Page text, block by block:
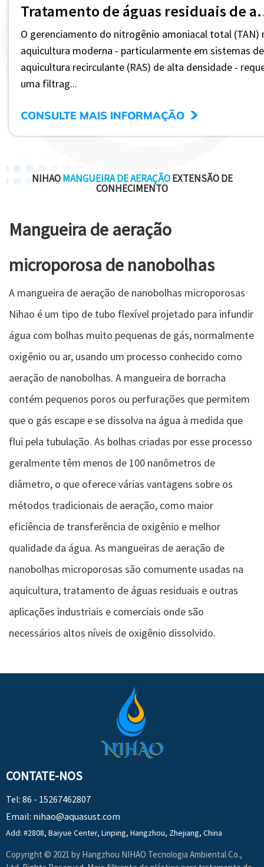
Tratamento de
O gerenciamento do nitrogênio amoniacal total (TAN)
aquicultura moderna - particularmente em sistemas de
aquicultura recirculante (RAS) de alta densidade -
uma filtrag...
CONSULTE MAIS INFORMAÇÃO >
NIHAOMANGUEIRA DE AERAÇÃOEXTENSÃO DE
CONHECIMENTO
Mangueira de aeração
microporosa de nanobolhas
A mangueira de aeração de nanobolhas microporosas
Nihao é um tipo de tubo flexível projetado para infundir
água com bolhas muito pequenas de gás, normalmente
oxigênio ou ar, usando um processo conhecido como
aeração de nanobolhas. A mangueira de borracha
contém pequenos poros ou perfurações que permitem
que o gás escape e se dissolva na água à medida que
flui pela tubulação. As bolhas criadas por esse processo
geralmente têm menos de 100 nanômetros de
diâmetro, o que oferece várias vantagens sobre os
métodos tradicionais de aeração, como maior
eficiência de transferência de oxigênio e melhor
qualidade da água. As mangueiras de aeração de
nanobolhas microporosas são comumente usadas na
aquicultura, tratamento de águas residuais e outras
aplicações industriais e comerciais onde são
necessários altos níveis de oxigênio dissolvido.
CONTATE-NOS
Tel: 86 - 15267462807
Email: nihao@aquasust.com
Add: #2808, Baiyue Center, Linping, Hangzhou, Zhejiang, China
Copyright © 2021 by Hangzhou NIHAO Tecnologia Ambiental Co.,